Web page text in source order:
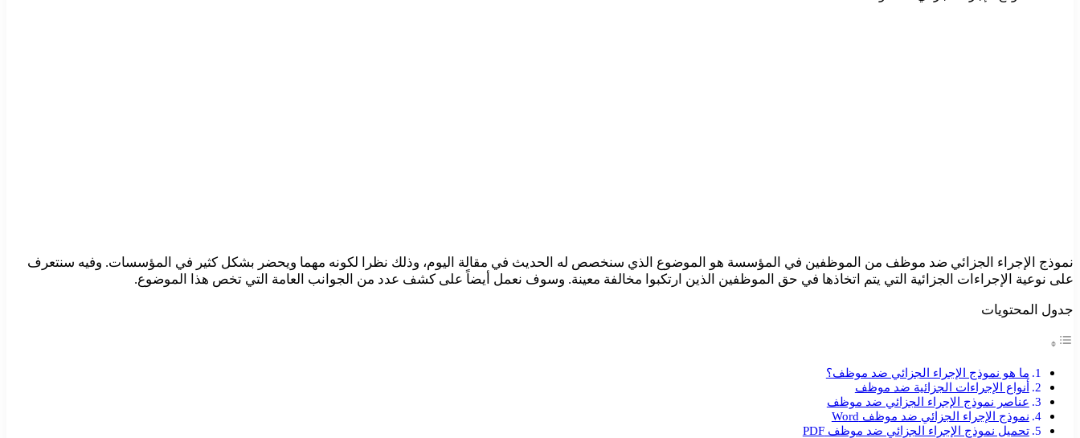
نموذج الإجراء الجزائي ضد موظف من الموظفين في المؤسسة هو الموضوع الذي سنخصص له الحديث في مقالة اليوم، وذلك نظرا لكونه مهما ويحضر بشكل كثير في المؤسسات. وفيه سنتعرف
على نوعية الإجراءات الجزائية التي يتم اتخاذها في حق الموظفين الذين ارتكبوا مخالفة معينة. وسوف نعمل أيضاً على كشف عدد من الجوانب العامة التي تخص هذا الموضوع.
جدول المحتويات
ما هو نموذج الإجراء الجزائي ضد موظف؟
أنواع الإجراءات الجزائية ضد موظف
عناصر نموذج الإجراء الجزائي ضد موظف
نموذج الإجراء الجزائي ضد موظف Word
تحميل نموذج الإجراء الجزائي ضد موظف PDF